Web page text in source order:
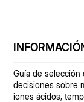
Guía de selección
decisiones sobre
iones ácidos,